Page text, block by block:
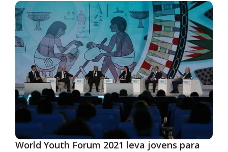
World Youth Forum 2021 leva jovens para